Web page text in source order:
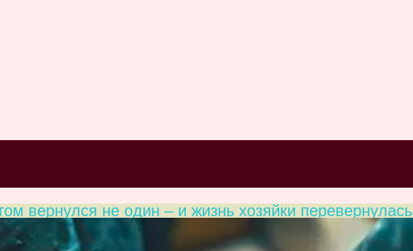
вернулся не один – и жизнь хозяйки перевернулась